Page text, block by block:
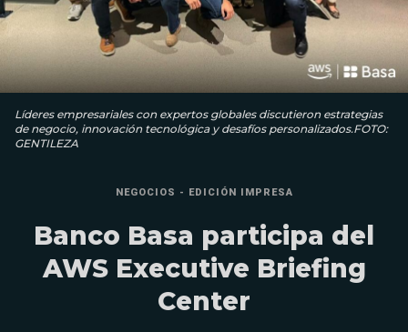
Líderes empresariales con expertos globales discutieron estrategias
de negocio, innovación tecnológica y desafíos personalizados.FOTO:
GENTILEZA
NEGOCIOS - EDICIÓN IMPRESA
Banco Basa participa del
AWS Executive Briefing
Center